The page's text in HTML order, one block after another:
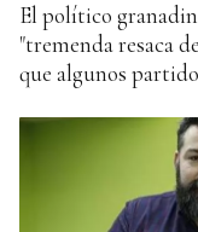
El político
"tremenda resaca
que algunos